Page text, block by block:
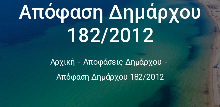
Απόφαση Δημάρχου
182/2012
Αρχική
Αποφάσεις Δημάρχου
Απόφαση Δημάρχου 182/2012